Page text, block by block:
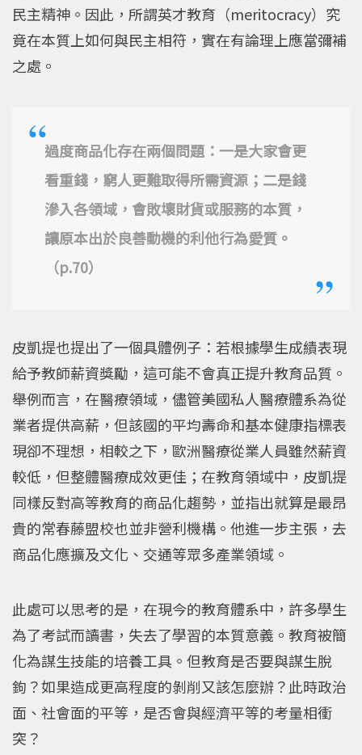
民主精神。因此，所謂英才教育（meritocracy）究
竟在本質上如何與民主相符，實在有論理上應當彌補
之處。
過度商品化存在兩個問題：一是大家會更
看重錢，窮人更難取得所需資源；二是錢
滲入各領域，會敗壞財貨或服務的本質，
讓原本出於良善動機的利他行為愛質。
（p.70）
皮凱提也提出了一個具體例子：若根據學生成績表現
給予教師薪資獎勵，這可能不會真正提升教育品質。
舉例而言，在醫療領域，儘管美國私人醫療體系為從
業者提供高薪，但該國的平均壽命和基本健康指標表
現卻不理想，相較之下，歐洲醫療從業人員雖然薪資
較低，但整體醫療成效更佳；在教育領域中，皮凱提
同樣反對高等教育的商品化趨勢，並指出就算是最昂
貴的常春藤盟校也並非營利機構。他進一步主張，去
商品化應擴及文化、交通等眾多產業領域。
此處可以思考的是，在現今的教育體系中，許多學生
為了考試而讀書，失去了學習的本質意義。教育被簡
化為謀生技能的培養工具。但教育是否要與謀生脫
鉤？如果造成更高程度的剝削又該怎麼辦？此時政治
面、社會面的平等，是否會與經濟平等的考量相衝
突？